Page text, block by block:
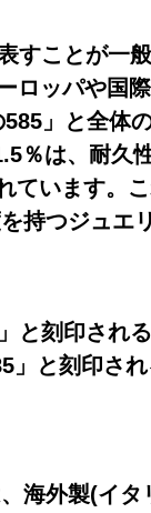
すことが一
ロッパや国
」と全体
％は、耐久
ています。
持つジュエ
と刻印され
」と刻印さ
海外製(イタ